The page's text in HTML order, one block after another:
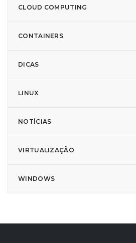
CLOUD COMPUTING
CONTAINERS
DICAS
LINUX
NOTÍCIAS
VIRTUALIZAÇÃO
WINDOWS